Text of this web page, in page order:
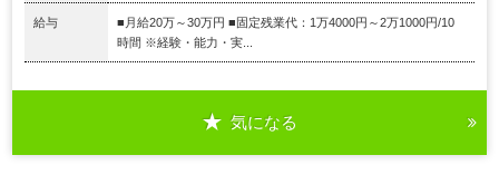
給与
■月給20万～30万円 ■固定残業代：1万4000円～2万1000円/10
時間 ※経験・能力・実...
気になる